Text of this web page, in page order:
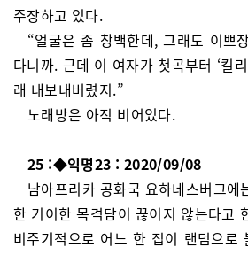
주장하고 있다.
“얼굴은 좀 창백한데, 그래도 이쁘
다니까. 근데 이 여자가 첫곡부터 ‘킬
래 내보내버렸지.”
노래방은 아직 비어있다.
25 :◆익명23 : 2020/09/08
남아프리카 공화국 요하네스버그에
한 기이한 목격담이 끊이지 않는다고
비주기적으로 어느 한 집이 랜덤으로